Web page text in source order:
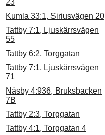
23
Kumla 33:1, Siriusvägen 20
Tattby 7:1, Ljuskärrsvägen
55
Tattby 6:2, Torggatan
Tattby 7:1, Ljuskärrsvägen
71
Näsby 4:936, Bruksbacken
7B
Tattby 2:3, Torggatan
Tattby 4:1, Torggatan 4